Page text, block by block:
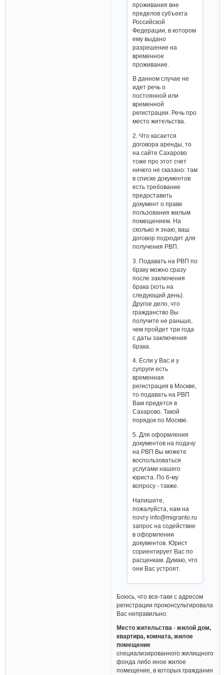
проживания вне
пределов субъекта
Российской
Федерации, в котором
ему выдано
разрешение на
временное
проживание.
В данном случае не
идет речь о
постоянной или
временной
регистрации. Речь про
место жительства.
2. Что касается
договора аренды, то
на сайте Сахарово
тоже про этот счет
ничего не сказано: там
в списке документов
есть требование
предоставить
документ о праве
пользования жилым
помещением. На
сколько я знаю, ваш
договор подходит для
получения РВП.
3. Подавать на РВП по
браку можно сразу
после заключения
брака (хоть на
следующий день).
Другое дело, что
гражданство Вы
получите не раньше,
чем пройдет три года
с даты заключения
брака.
4. Если у Вас и у
супруги есть
временная
регистрация в Москве,
то подавать на РВП
Вам придется в
Сахарово. Такой
порядок по Москве.
5. Для оформления
документов на подачу
на РВП Вы можете
воспользоваться
услугами нашего
юриста. По 6-му
вопросу - также.
Напишите,
пожалуйста, нам на
почту info@migranto.ru
запрос на содействие
в оформлении
документов. Юрист
сориентирует Вас по
расценкам. Думаю, что
они Вас устроят.
Боюсь, что все-таки с адресом
регистрации проконсультировала
Вас неправильно:
Место жительства -жилой дом,
квартира, комната, жилое
помещение
специализированного жилищного
фонда либо иное жилое
помещение, в которых гражданин